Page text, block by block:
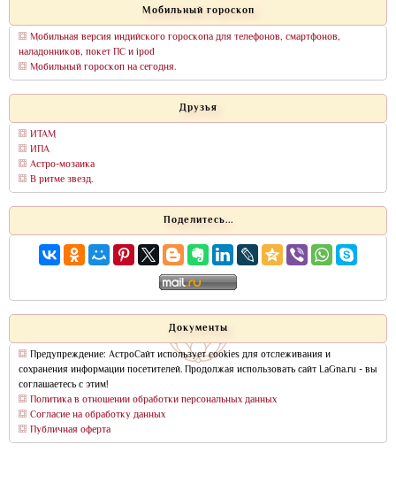
Мобильный гороскоп
Мобильная версия индийского гороскопа для телефонов, смартфонов,
наладонников, покет ПС и ipod
Мобильный гороскоп на сегодня.
Друзья
ИТАМ
ИПА
Астро-мозаика
В ритме звезд.
Поделитесь...
Документы
Предупреждение: АстроСайт использует cookies для отслеживания и
сохранения информации посетителей. Продолжая использовать сайт LaGna.ru - вы
соглашаетесь с этим!
Политика в отношении обработки персональных данных
Согласие на обработку данных
Публичная оферта